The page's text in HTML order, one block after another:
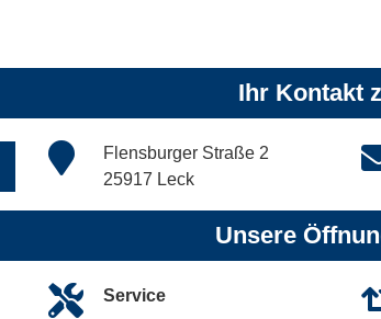
Ihr Kontakt
Flensburger Straße 2
25917 Leck
Unsere
Service